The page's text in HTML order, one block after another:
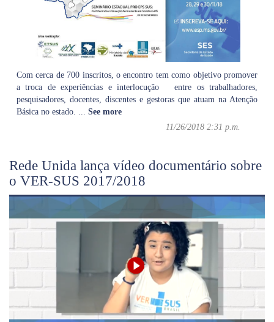
Com cerca de 700 inscritos, o encontro tem como objetivo promover
a troca de experiências e interlocução entre os trabalhadores,
pesquisadores, docentes, discentes e gestoras que atuam na Atenção
Básica no estado. ... See more
11/26/2018 2:31 p.m.
Rede Unida lança vídeo documentário sobre
o VER-SUS 2017/2018